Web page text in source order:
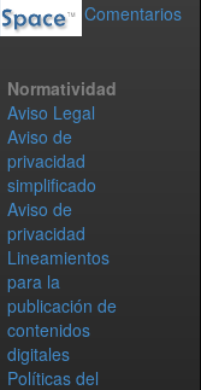
Comentarios
Normatividad
Aviso Legal
Aviso de
privacidad
simplificado
Aviso de
privacidad
Lineamientos
para la
publicación de
contenidos
digitales
Políticas del